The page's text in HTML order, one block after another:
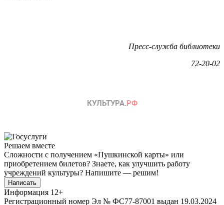
Пресс-служба библиотеки
72-20-02
Решаем вместе
Сложности с получением «Пушкинской карты» или
приобретением билетов? Знаете, как улучшить работу
учреждений культуры? Напишите — решим!
Написать
Информация 12+
Регистрационный номер Эл № ФС77-87001 выдан 19.03.2024